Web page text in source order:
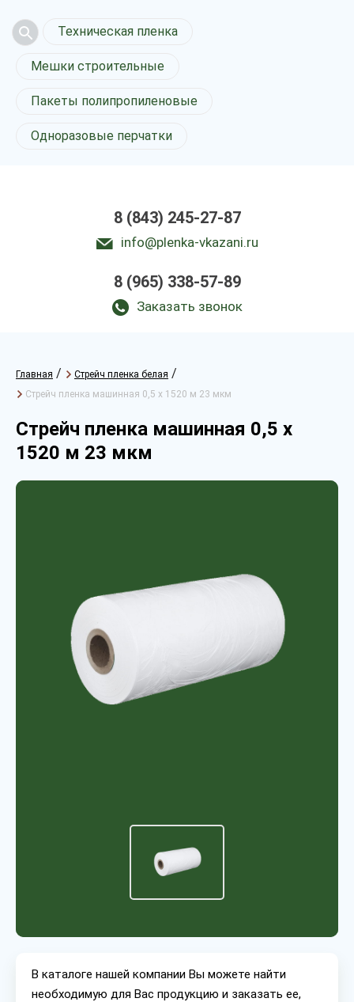
Техническая пленка
Мешки строительные
Пакеты полипропиленовые
Одноразовые перчатки
8 (843) 245-27-87
info@plenka-vkazani.ru
8 (965) 338-57-89
Заказать звонок
Главная / Стрейч пленка белая /
Стрейч пленка машинная 0,5 х 1520 м 23 мкм
Стрейч пленка машинная 0,5 х
1520 м 23 мкм
В каталоге нашей компании Вы можете найти
необходимую для Вас продукцию и заказать ее,